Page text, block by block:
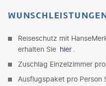
Reiseschutz mit
erhalten Sie hier
Zuschlag Einzelzimmer
Ausflugspaket pro Person